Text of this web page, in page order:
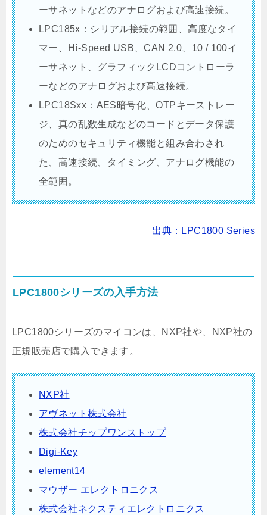
ーサネットなどのアナログおよび高速接続。
LPC185x：シリアル接続の範囲、高度なタイ
マー、Hi-Speed USB、CAN 2.0、10 / 100イ
ーサネット、グラフィックLCDコントローラ
ーなどのアナログおよび高速接続。
LPC18Sxx：AES暗号化、OTPキーストレー
ジ、真の乱数生成などのコードとデータ保護
のためのセキュリティ機能と組み合わされ
た、高速接続、タイミング、アナログ機能の
全範囲。
出典：LPC1800 Series
LPC1800シリーズの入手方法
LPC1800シリーズのマイコンは、NXP社や、NXP社の
正規販売店で購入できます。
NXP社
アヴネット株式会社
株式会社チップワンストップ
Digi-Key
element14
マウザー エレクトロニクス
株式会社ネクスティエレクトロニクス